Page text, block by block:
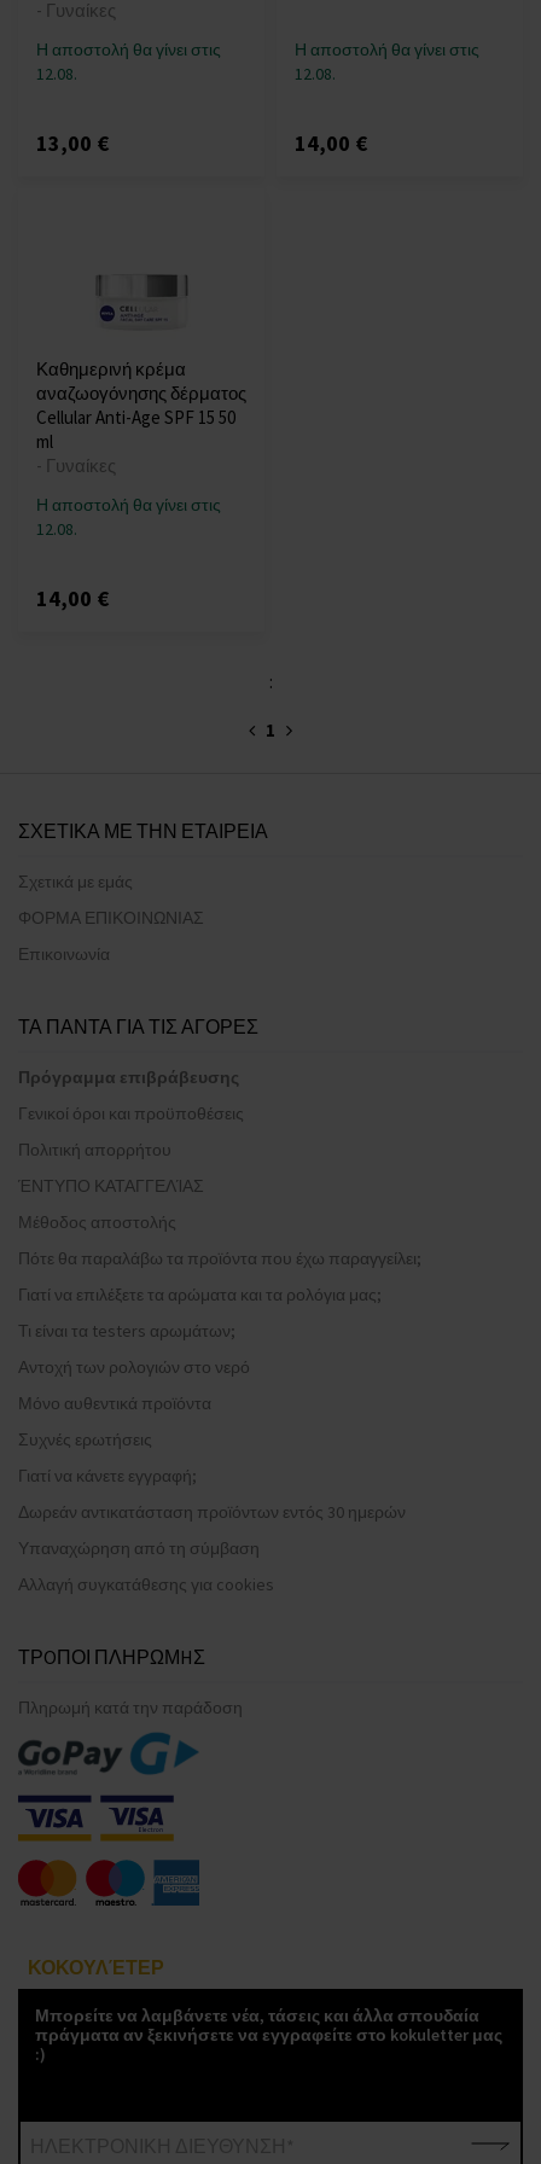
- Γυναίκες
Η αποστολή θα γίνει στις
12.08.
13,00 €
Η αποστολή θα γίνει στις
12.08.
14,00 €
Καθημερινή κρέμα
αναζωογόνησης δέρματος
Cellular Anti-Age SPF 15 50
ml
- Γυναίκες
Η αποστολή θα γίνει στις
12.08.
14,00 €
:
1
ΣΧΕΤΙΚΑ ΜΕ ΤΗΝ ΕΤΑΙΡΕΙΑ
Σχετικά με εμάς
ΦΟΡΜΑ ΕΠΙΚΟΙΝΩΝΙΑΣ
Επικοινωνία
ΤΑ ΠΑΝΤΑ ΓΙΑ ΤΙΣ ΑΓΟΡΕΣ
Πρόγραμμα επιβράβευσης
Γενικοί όροι και προϋποθέσεις
Πολιτική απορρήτου
ΈΝΤΥΠΟ ΚΑΤΑΓΓΕΛΊΑΣ
Μέθοδος αποστολής
Πότε θα παραλάβω τα προϊόντα που έχω παραγγείλει;
Γιατί να επιλέξετε τα αρώματα και τα ρολόγια μας;
Τι είναι τα testers αρωμάτων;
Αντοχή των ρολογιών στο νερό
Μόνο αυθεντικά προϊόντα
Συχνές ερωτήσεις
Γιατί να κάνετε εγγραφή;
Δωρεάν αντικατάσταση προϊόντων εντός 30 ημερών
Υπαναχώρηση από τη σύμβαση
Αλλαγή συγκατάθεσης για cookies
ΤΡOΠΟΙ ΠΛΗΡΩΜHΣ
Πληρωμή κατά την παράδοση
ΚΟΚΟΥΛΈΤΕΡ
Μπορείτε να λαμβάνετε νέα, τάσεις και άλλα σπουδαία
πράγματα αν ξεκινήσετε να εγγραφείτε στο kokuletter μας
:)